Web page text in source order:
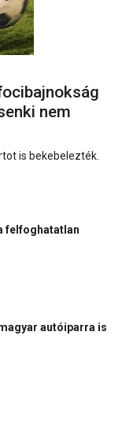
nem
is bekebelezték.
felfoghatatlan
autóiparra is